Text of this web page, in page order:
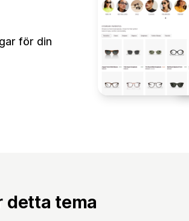
för din
detta tema